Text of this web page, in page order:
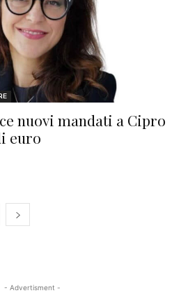
nuovi mandati a Cipro
euro
- Advertisment -